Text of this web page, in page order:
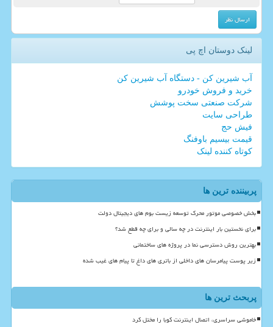
لینک دوستان اچ پی
آب شیرین کن - دستگاه آب شیرین کن
خرید و فروش خودرو
شرکت صنعتی سخت پوشش
طراحی سایت
فیش حج
قیمت بیسیم باوفنگ
کوتاه کننده لینک
پربیننده ترین ها
بخش خصوصی موتور محرک توسعه زیست بوم های دیجیتال دولت
برای نخستین بار اینترنت در چه سالی و برای چه قطع شد؟
بهترین روش دسترسی نما در پروژه های ساختمانی
زیر پوست پیامرسان های داخلی از باتری های داغ تا پیام های غیب شده
پربحث ترین ها
خاموشی سراسری، اتصال اینترنت کوبا را مختل کرد